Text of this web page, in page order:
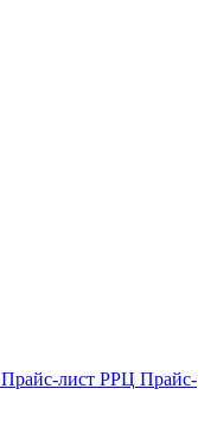
Прайс-лист РРЦ Прайс-